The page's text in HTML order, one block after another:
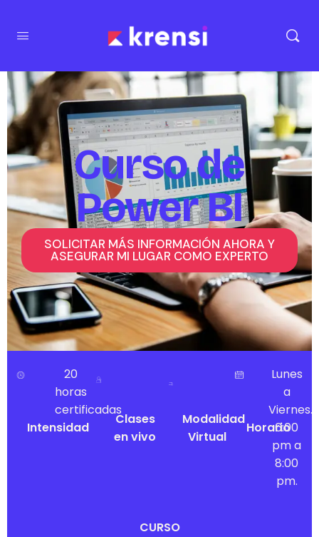
Curso de
Power BI
SOLICITAR MÁS INFORMACIÓN AHORA Y
ASEGURAR MI LUGAR COMO EXPERTO
Intensidad
20
horas
certificadas
Clases
en vivo
Modalidad
Virtual
Horario
Lunes
a
Viernes.
6:00
pm a
8:00
pm.
CURSO